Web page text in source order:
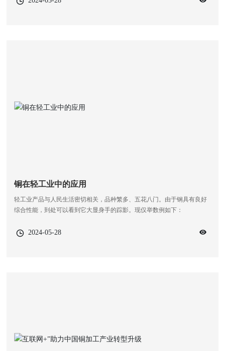
铜在轻工业中的应用
轻工业产品与人民生活密切相关，品种繁多、五花八门。由于钢具有良好
综合性能，到处可以看到它大显身手的踪影。现仅举数例如下：
2024-05-28